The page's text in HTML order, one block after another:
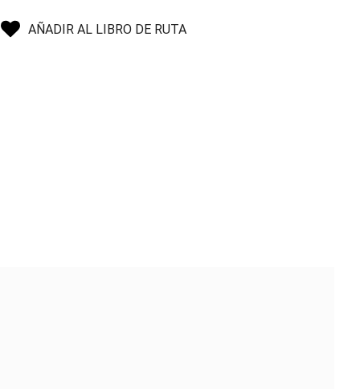
AÑADIR AL LIBRO DE RUTA